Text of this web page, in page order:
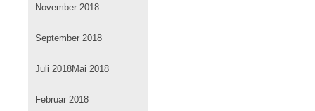
November 2018
September 2018
Juli 2018Mai 2018
Februar 2018